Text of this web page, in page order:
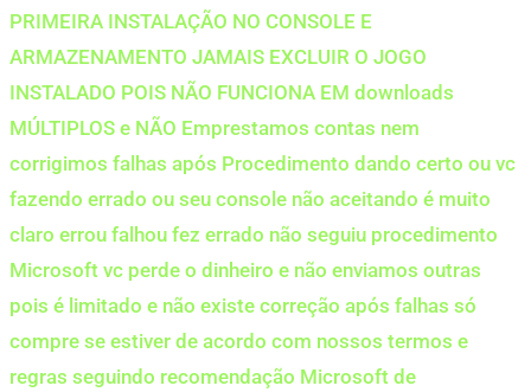
PRIMEIRA INSTALAÇÃO NO CONSOLE E
ARMAZENAMENTO JAMAIS EXCLUIR O JOGO
INSTALADO POIS NÃO FUNCIONA EM downloads
MÚLTIPLOS e NÃO Emprestamos contas nem
corrigimos falhas após Procedimento dando certo ou vc
fazendo errado ou seu console não aceitando é muito
claro errou falhou fez errado não seguiu procedimento
Microsoft vc perde o dinheiro e não enviamos outras
pois é limitado e não existe correção após falhas só
compre se estiver de acordo com nossos termos e
regras seguindo recomendação Microsoft de